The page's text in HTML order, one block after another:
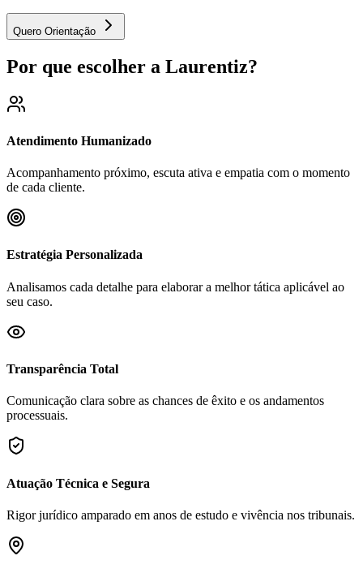
Quero Orientação
Por que escolher a Laurentiz?
Atendimento Humanizado
Acompanhamento próximo, escuta ativa e empatia com o momento
de cada cliente.
Estratégia Personalizada
Analisamos cada detalhe para elaborar a melhor tática aplicável ao
seu caso.
Transparência Total
Comunicação clara sobre as chances de êxito e os andamentos
processuais.
Atuação Técnica e Segura
Rigor jurídico amparado em anos de estudo e vivência nos tribunais.